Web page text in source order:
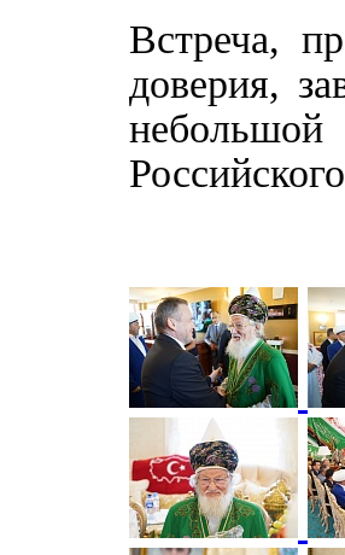
Встреча,
доверия,